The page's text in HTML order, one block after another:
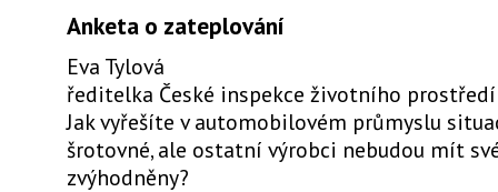
Anketa o zateplování
Eva Tylová
ředitelka České inspekce životního prostředí
Jak vyřešíte v automobilovém průmyslu
šrotovné, ale ostatní výrobci nebudou mít
zvýhodněny?